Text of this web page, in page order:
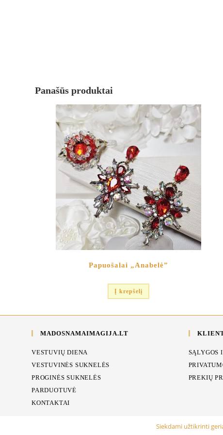
Panašūs produktai
Papuošalai „Anabelė”
Į krepšelį
MADOSNAMAIMAGIJA.LT
VESTUVIŲ DIENA
VESTUVINĖS SUKNELĖS
PROGINĖS SUKNELĖS
PARDUOTUVĖ
KONTAKTAI
SĄLYGOS
PREKIŲ
Siekdami užtikrinti